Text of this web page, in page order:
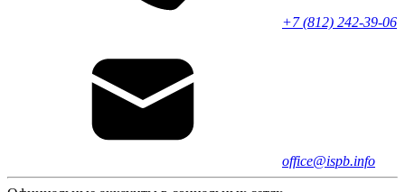
+7 (812) 242-39-06
office@ispb.info